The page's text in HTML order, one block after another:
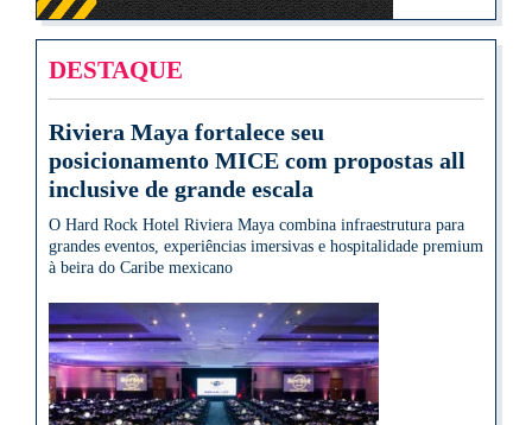
DESTAQUE
Riviera Maya fortalece seu
posicionamento MICE com propostas all
inclusive de grande escala
O Hard Rock Hotel Riviera Maya combina infraestrutura para
grandes eventos, experiências imersivas e hospitalidade premium
à beira do Caribe mexicano